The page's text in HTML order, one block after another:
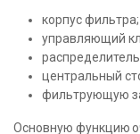
корпус фильтра;
управляющий
центральный
фильтрующую
Основную функцию